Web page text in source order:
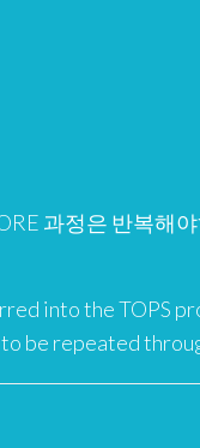
과정은 반복해
into the TOPS
be repeated